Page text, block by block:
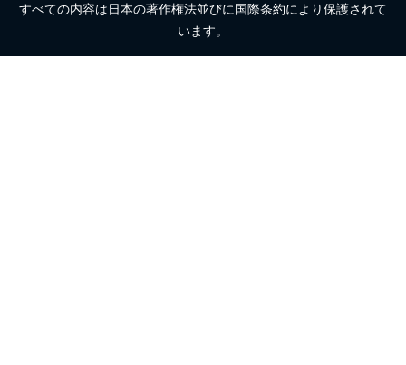
すべての内容は日本の著作権法並びに国際条約により保護されて
います。